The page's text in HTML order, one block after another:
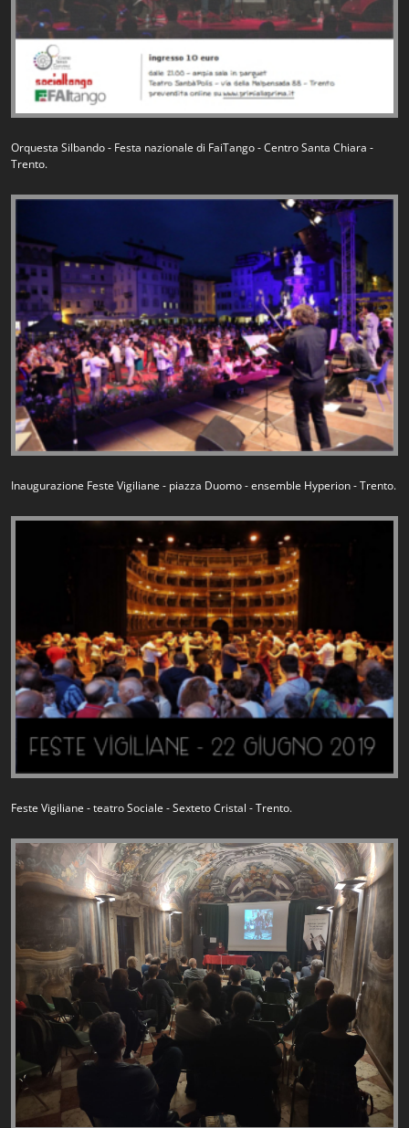
Orquesta Silbando - Festa nazionale di FaiTango - Centro Santa Chiara -
Trento.
Inaugurazione Feste Vigiliane - piazza Duomo - ensemble Hyperion - Trento.
Feste Vigiliane - teatro Sociale - Sexteto Cristal - Trento.